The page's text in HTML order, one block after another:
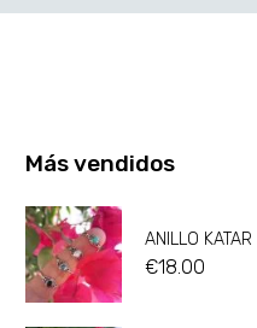
Más vendidos
ANILLO KATAR
€18.00